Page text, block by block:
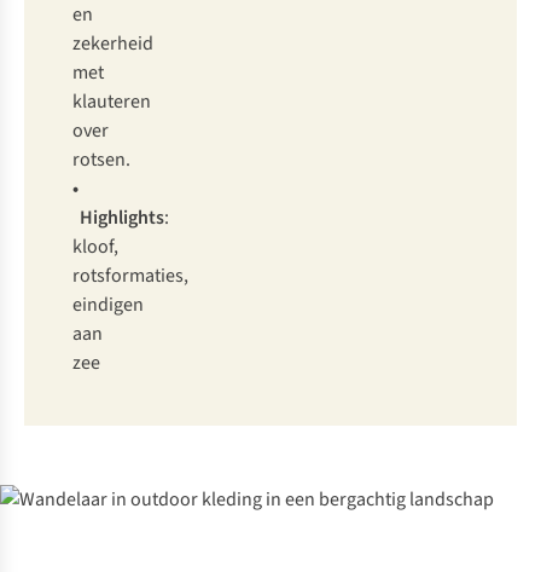
en
zekerheid
met
klauteren
over
rotsen.
•
Highlights:
kloof,
rotsformaties,
eindigen
aan
zee